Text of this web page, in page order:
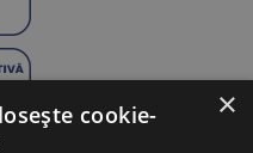
×
cookie-